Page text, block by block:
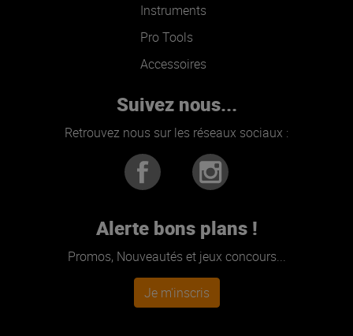
Instruments
Pro Tools
Accessoires
Suivez nous...
Retrouvez nous sur les réseaux sociaux :
Alerte bons plans !
Promos, Nouveautés et jeux concours...
Je m'inscris